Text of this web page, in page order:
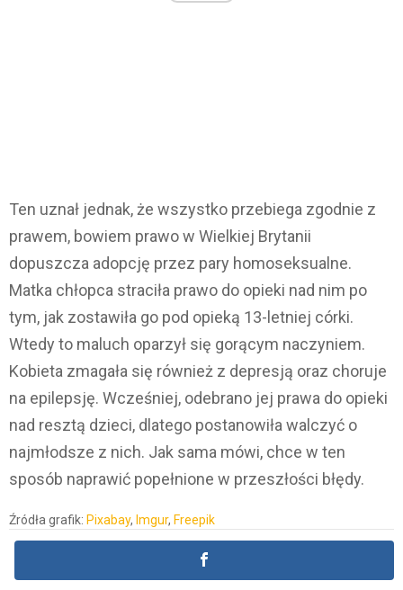
Ten uznał jednak, że wszystko przebiega zgodnie z
prawem, bowiem prawo w Wielkiej Brytanii
dopuszcza adopcję przez pary homoseksualne.
Matka chłopca straciła prawo do opieki nad nim po
tym, jak zostawiła go pod opieką 13-letniej córki.
Wtedy to maluch oparzył się gorącym naczyniem.
Kobieta zmagała się również z depresją oraz choruje
na epilepsję. Wcześniej, odebrano jej prawa do opieki
nad resztą dzieci, dlatego postanowiła walczyć o
najmłodsze z nich. Jak sama mówi, chce w ten
sposób naprawić popełnione w przeszłości błędy.
Źródła grafik: Pixabay, Imgur, Freepik